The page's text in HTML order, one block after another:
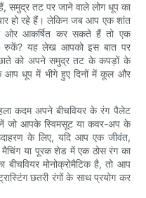
तट पर जाने वाले लोग धूप का
हो रहे हैं। लेकिन जब आप एक शांत
ओर आकर्षित कर सकते हैं तो एक
रुकें? यह लेख आपको इस बात पर
को अपने समुद्र तट के कपड़ों के
आप धूप में भीगे हुए दिनों में कूल और
कदम अपने बीचवियर के रंग पैलेट
जो आपके स्विमसूट या कवर-अप के
के लिए, यदि आप एक जीवंत,
मैचिंग या पूरक शेड में एक ठोस रंग का
मोनोक्रोमैटिक है, तो आप
छतरी रंगों के साथ प्रयोग कर